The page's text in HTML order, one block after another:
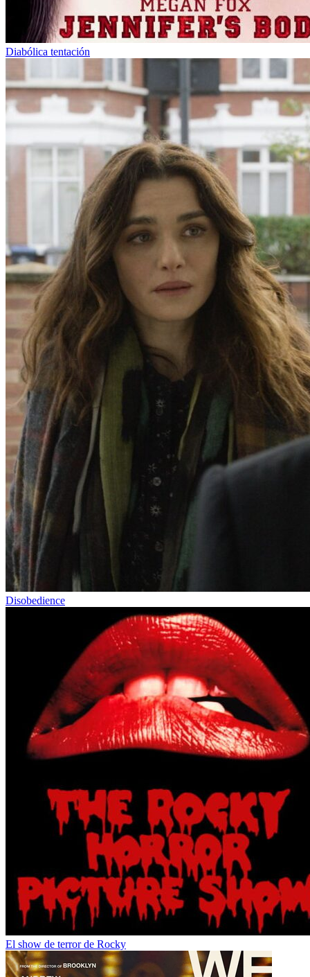
Diabólica tentación
Disobedience
El show de terror de Rocky